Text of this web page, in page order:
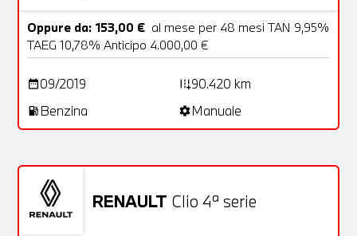
Oppure da: 153,00 € al mese per 48 mesi TAN 9,95%
TAEG 10,78% Anticipo 4.000,00 €
date_range09/2019 add_road90.420 km
local_gas_station Benzina settingsManuale
RENAULT Clio 4ª serie
Usato